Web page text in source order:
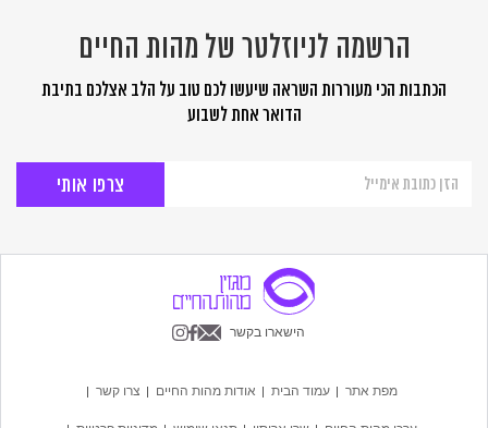
הרשמה לניוזלטר של מהות החיים
הכתבות הכי מעוררות השראה שיעשו לכם טוב על הלב אצלכם בתיבת
הדואר אחת לשבוע
לניוזלטר
החיים
הישארו בקשר
מפת אתר עמוד הבית אודות מהות החיים צרו קשר